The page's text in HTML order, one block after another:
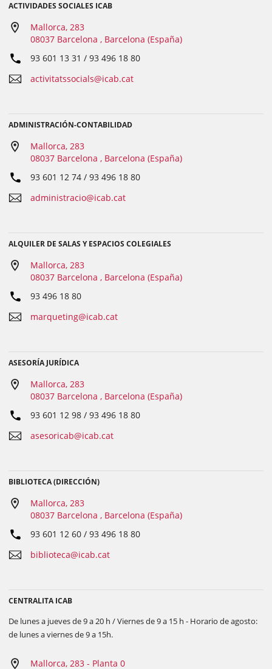
ACTIVIDADES SOCIALES ICAB
Mallorca, 283
08037 Barcelona , Barcelona (España)
93 601 13 31 / 93 496 18 80
activitatssocials@icab.cat
ADMINISTRACIÓN-CONTABILIDAD
Mallorca, 283
08037 Barcelona , Barcelona (España)
93 601 12 74 / 93 496 18 80
administracio@icab.cat
ALQUILER DE SALAS Y ESPACIOS COLEGIALES
Mallorca, 283
08037 Barcelona , Barcelona (España)
93 496 18 80
marqueting@icab.cat
ASESORÍA JURÍDICA
Mallorca, 283
08037 Barcelona , Barcelona (España)
93 601 12 98 / 93 496 18 80
asesoricab@icab.cat
BIBLIOTECA (DIRECCIÓN)
Mallorca, 283
08037 Barcelona , Barcelona (España)
93 601 12 60 / 93 496 18 80
biblioteca@icab.cat
CENTRALITA ICAB
De lunes a jueves de 9 a 20 h / Viernes de 9 a 15 h - Horario de agosto:
de lunes a viernes de 9 a 15h.
Mallorca, 283 - Planta 0